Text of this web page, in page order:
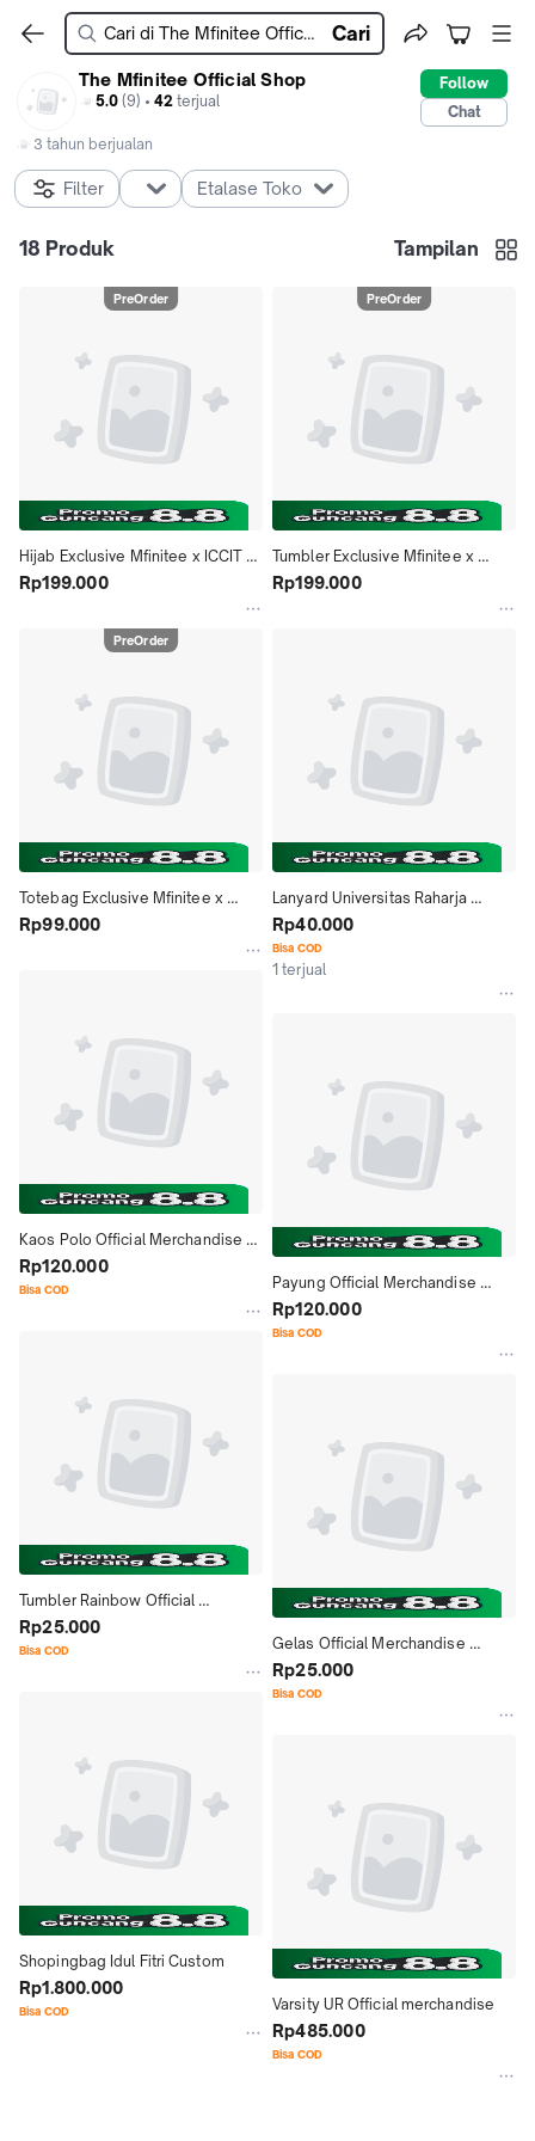
Cari
The Mfinitee Official Shop
5.0 (9) • 42 terjual
Follow
Chat
3 tahun berjualan
Filter Etalase Toko
18 Produk Tampilan
PreOrder
Hijab Exclusive Mfinitee x ICCIT
2025
Rp199.000
PreOrder
Totebag Exclusive Mfinitee x
ICCIT 2025
Rp99.000
Kaos Polo Official Merchandise
Universitas Raharja
Rp120.000
Bisa COD
Tumbler Rainbow Official
Merchandise Universitas Raharja
Rp25.000
Bisa COD
Shopingbag Idul Fitri Custom
Rp1.800.000
Bisa COD
PreOrder
Tumbler Exclusive Mfinitee x
ICCIT 2025
Rp199.000
Lanyard Universitas Raharja
official Merchandise
Rp40.000
Bisa COD
1 terjual
Payung Official Merchandise
Universitas Raharja
Rp120.000
Bisa COD
Gelas Official Merchandise
Universitas Raharja
Rp25.000
Bisa COD
Varsity UR Official merchandise
Rp485.000
Bisa COD